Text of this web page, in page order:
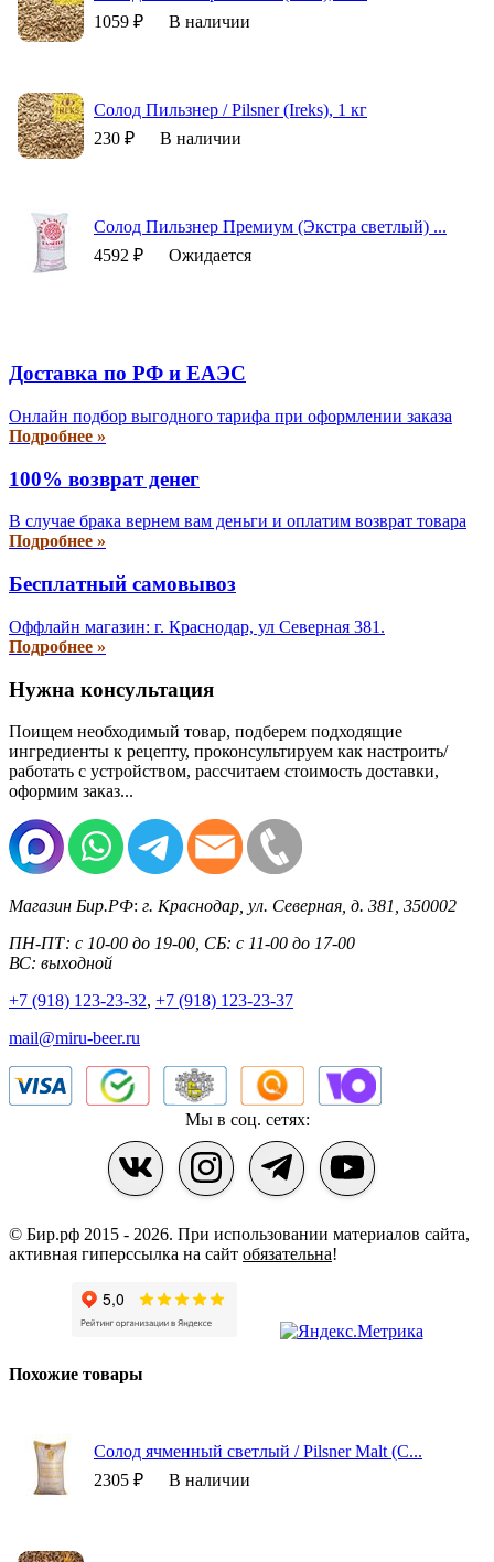
1059 ₽
В наличии
Солод Пильзнер / Pilsner (Ireks), 1 кг
230 ₽
В наличии
Солод Пильзнер Премиум (Экстра светлый) ...
4592 ₽
Ожидается
Доставка по РФ и EAЭС
Онлайн подбор выгодного тарифа при оформлении заказа
Подробнее »
100% возврат денег
В случае брака вернем вам деньги и оплатим возврат товара
Подробнее »
Бесплатный самовывоз
Оффлайн магазин: г. Краснодар, ул Северная 381.
Подробнее »
Нужна консультация
Поищем необходимый товар, подберем подходящие
ингредиенты к рецепту, проконсультируем как настроить/
работать с устройством, рассчитаем стоимость доставки,
оформим заказ...
Магазин Бир.РФ: г. Краснодар ул. Северная, д. 381 350002
ПН-ПТ: с 10-00 до 19-00, СБ: с 11-00 до 17-00
ВС: выходной
+7 (918) 123-23-32, +7 (918) 123-23-37
mail@miru-beer.ru
Мы в соц. сетях:
© Бир.рф 2015 - 2026. При использовании материалов сайта,
активная гиперссылка на сайт обязательна!
Похожие товары
Cолод ячменный светлый / Pilsner Malt (С...
2305 ₽
В наличии